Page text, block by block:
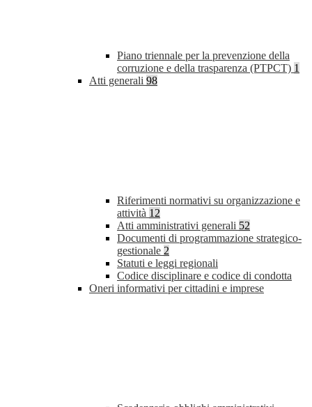
Piano triennale per la prevenzione della
corruzione e della trasparenza (PTPCT) 1
Atti generali 98
Riferimenti normativi su organizzazione e
attività 12
Atti amministrativi generali 52
Documenti di programmazione strategico-
gestionale 2
Statuti e leggi regionali
Codice disciplinare e codice di condotta
Oneri informativi per cittadini e imprese